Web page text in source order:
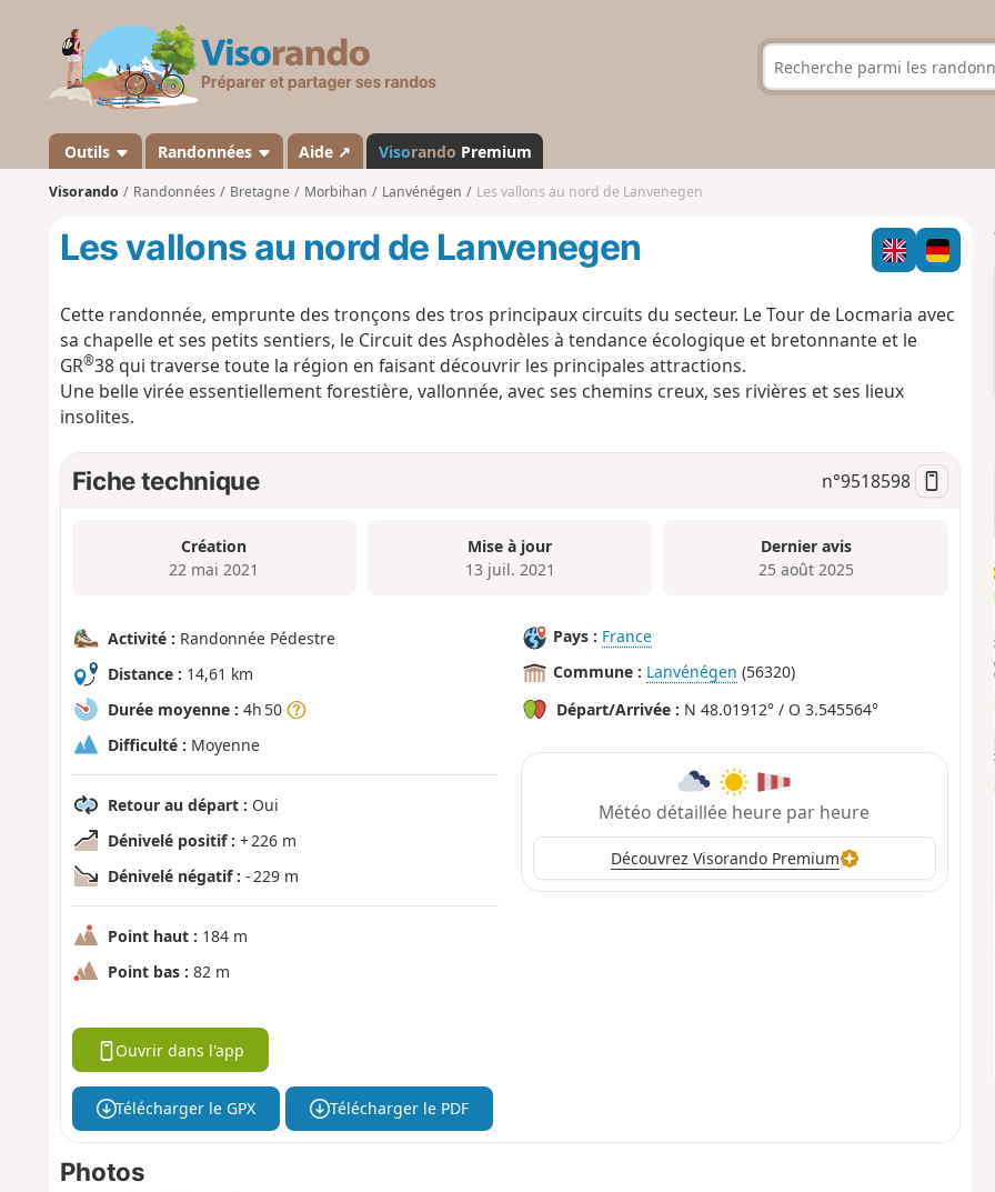
s
a
n
d
Outils Randonnées Aide ↗ Visorando Premium
Visorando Randonnées Bretagne Morbihan Lanvénégen Les vallons au nord de Lanvenegen
Les vallons au nord de Lanvenegen
Cette randonnée, emprunte des tronçons des tros principaux circuits du secteur. Le Tour de Locmaria avec
sa chapelle et ses petits sentiers, le Circuit des Asphodèles à tendance écologique et bretonnante et le
GR®38 qui traverse toute la région en faisant découvrir les principales attractions.
Une belle virée essentiellement forestière, vallonnée, avec ses chemins creux, ses rivières et ses lieux
insolites.
Fiche technique n°9518598
Création
22 mai 2021
Mise à jour
13 juil. 2021
Dernier avis
25 août 2025
Activité : Randonnée Pédestre
Distance : 14,61 km
Durée moyenne : 4h 50
Difficulté : Moyenne
Retour au départ : Oui
Dénivelé positif : + 226 m
Dénivelé négatif : - 229 m
Point haut : 184 m
Point bas : 82 m
Pays : France
Commune : Lanvénégen (56320)
Départ/Arrivée : N 48.01912° / O 3.545564°
Météo détaillée heure par heure
Découvrez Visorando Premium
Ouvrir dans l'app
Télécharger le GPX Télécharger le PDF
Photos